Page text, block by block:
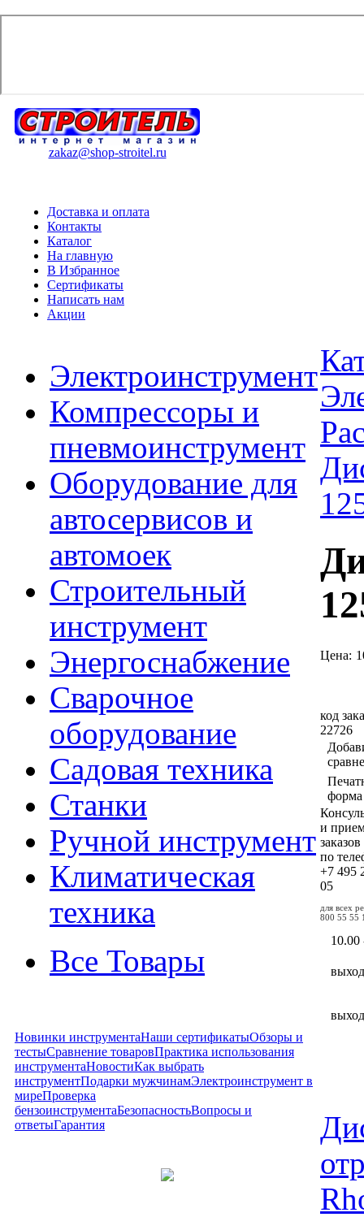
zakaz@shop-stroitel.ru
Доставка и оплата
Контакты
Каталог
На главную
В Избранное
Сертификаты
Написать нам
Акции
Электроинструмент
Компрессоры и
пневмоинструмент
Оборудование для
автосервисов и
автомоек
Строительный
инструмент
Энергоснабжение
Сварочное
оборудование
Садовая техника
Станки
Ручной инструмент
Климатическая
техника
Все Товары
Новинки инструментаНаши сертификатыОбзоры и
тестыСравнение товаровПрактика использования
инструментаНовостиКак выбрать
инструментПодарки мужчинамЭлектроинструмент в
миреПроверка
бензоинструментаБезопасностьВопросы и
ответыГарантия
Цена:
код
22726
форма
и
заказов
по
+7 495
05
для всех
800 55 55
10.00